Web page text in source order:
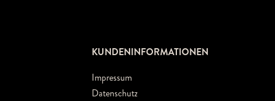
KUNDENINFORMATIONEN
Impressum
Datenschutz